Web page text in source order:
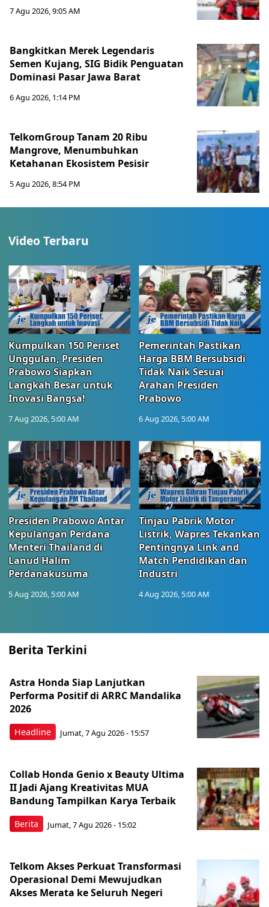
7 Agu 2026, 9:05 AM
Bangkitkan Merek Legendaris
Semen Kujang, SIG Bidik Penguatan
Dominasi Pasar Jawa Barat
6 Agu 2026, 1:14 PM
TelkomGroup Tanam 20 Ribu
Mangrove, Menumbuhkan
Ketahanan Ekosistem Pesisir
5 Agu 2026, 8:54 PM
Video Terbaru
Kumpulkan 150 Periset
Unggulan, Presiden
Prabowo Siapkan
Langkah Besar untuk
Inovasi Bangsa!
7 Aug 2026, 5:00 AM
Pemerintah Pastikan
Harga BBM Bersubsidi
Tidak Naik Sesuai
Arahan Presiden
Prabowo
6 Aug 2026, 5:00 AM
Presiden Prabowo Antar
Kepulangan Perdana
Menteri Thailand di
Lanud Halim
Perdanakusuma
5 Aug 2026, 5:00 AM
Tinjau Pabrik Motor
Listrik, Wapres Tekankan
Pentingnya Link and
Match Pendidikan dan
Industri
4 Aug 2026, 5:00 AM
Berita Terkini
Headline
Astra Honda Siap Lanjutkan
Performa Positif di ARRC Mandalika
2026
Jumat, 7 Agu 2026 - 15:57
Berita
Collab Honda Genio x Beauty Ultima
II Jadi Ajang Kreativitas MUA
Bandung Tampilkan Karya Terbaik
Jumat, 7 Agu 2026 - 15:02
Telkom Akses Perkuat Transformasi
Operasional Demi Mewujudkan
Akses Merata ke Seluruh Negeri